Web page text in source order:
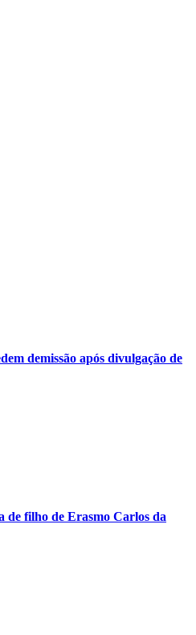
demissão após divulgação de
de filho de Erasmo Carlos da